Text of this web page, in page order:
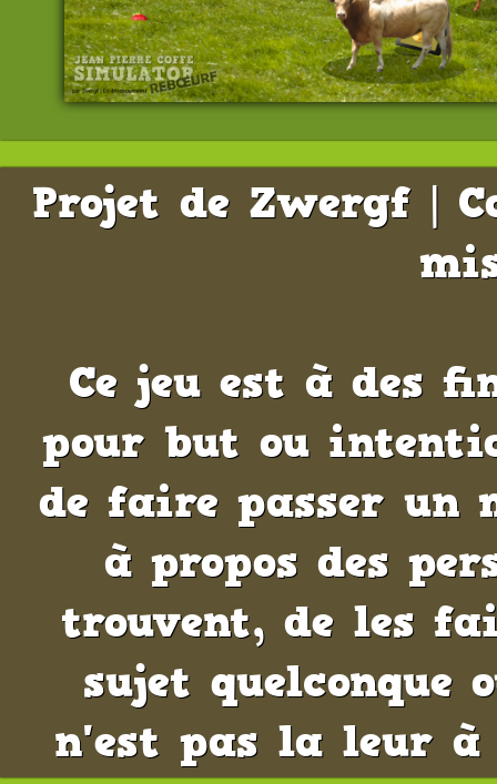
Projet de Zwergf |
Ce jeu est à des
pour but ou
de faire passer un
à propos des
trouvent, de les
sujet
n'est pas la leur à